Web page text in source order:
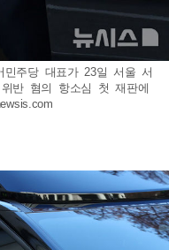
주당 대표가 23일 서울 서
반 혐의 항소심 첫 재판에